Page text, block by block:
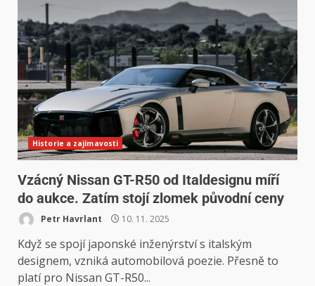
Historie a zajímavosti
Vzácný Nissan GT-R50 od Italdesignu míří
do aukce. Zatím stojí zlomek původní ceny
Petr Havrlant 10. 11. 2025
Když se spojí japonské inženýrství s italským
designem, vzniká automobilová poezie. Přesně to
platí pro Nissan GT-R50...